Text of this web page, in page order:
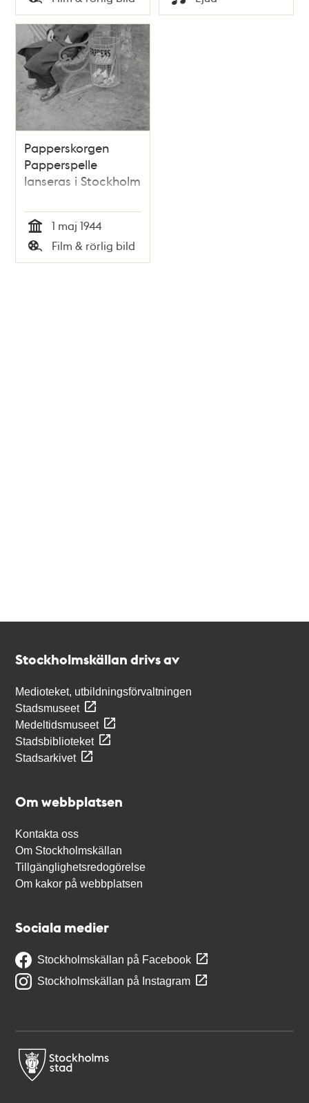
Typ Typ
Papperskorgen
Papperspelle
lanseras i Stockholm
Tid
1 maj 1944
Typ
Film & rörlig bild
Stockholmskällan drivs av
Medioteket, utbildningsförvaltningen
Stadsmuseet
Medeltidsmuseet
Stadsbiblioteket
Stadsarkivet
Om webbplatsen
Kontakta oss
Om Stockholmskällan
Tillgänglighetsredogörelse
Om kakor på webbplatsen
Sociala medier
Stockholmskällan på Facebook
Stockholmskällan på Instagram